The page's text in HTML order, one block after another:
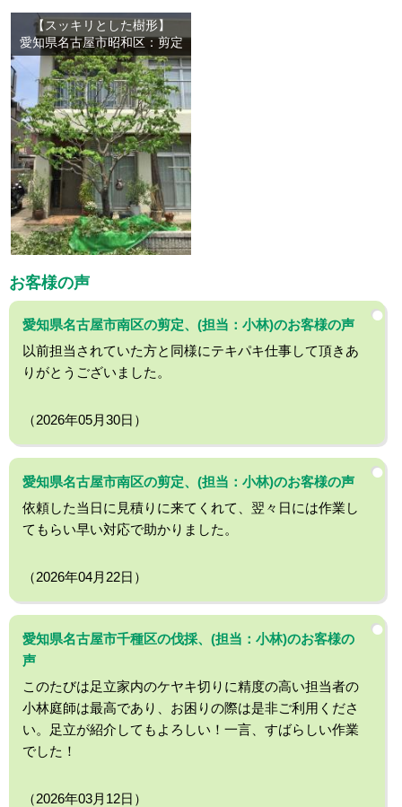
【スッキリとした樹形】
愛知県名古屋市昭和区：剪定
お客様の声
愛知県名古屋市南区の剪定、(担当：小林)のお客様の声
以前担当されていた方と同様にテキパキ仕事して頂きあ
りがとうございました。
（2026年05月30日）
愛知県名古屋市南区の剪定、(担当：小林)のお客様の声
依頼した当日に見積りに来てくれて、翌々日には作業し
てもらい早い対応で助かりました。
（2026年04月22日）
愛知県名古屋市千種区の伐採、(担当：小林)のお客様の
声
このたびは足立家内のケヤキ切りに精度の高い担当者の
小林庭師は最高であり、お困りの際は是非ご利用くださ
い。足立が紹介してもよろしい！一言、すばらしい作業
でした！
（2026年03月12日）